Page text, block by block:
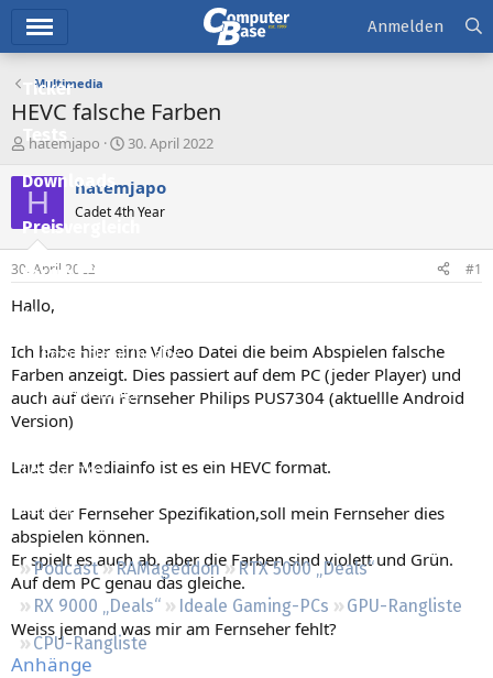
Ticker
Tests
Downloads
Preisvergleich
Forum
Aktuelles
Empfohlene Inhalte
Neue Beiträge
Neueste Aktivitäten
Leserartikel
Regeln
Podcast RAMageddon
RTX 5000 „Deals“
RX 9000 „Deals“
Ideale Gaming-PCs
GPU-Rangliste
CPU-Rangliste
Anmelden
Multimedia
HEVC falsche Farben
E
s
t
e
e
r
hatemjapo
E
s
t
e
t
30. April 2022
H hatemjapo
Cadet 4th Year
30. April 2022 #1
Hallo,
Ich habe hier eine Video Datei die beim Abspielen falsche
Farben anzeigt. Dies passiert auf dem PC (jeder Player) und
auch auf dem Fernseher Philips PUS7304 (aktuellle Android
Version)
Laut der Mediainfo ist es ein HEVC format.
Laut der Fernseher Spezifikation,soll mein Fernseher dies
abspielen können.
Er spielt es auch ab, aber die Farben sind violett und Grün.
Auf dem PC genau das gleiche.
Weiss jemand was mir am Fernseher fehlt?
Anhänge